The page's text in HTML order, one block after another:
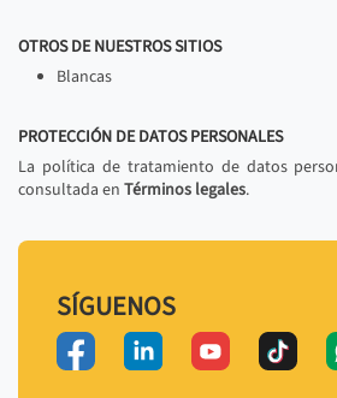
OTROS DE NUESTROS SITIOS
Blancas
PROTECCIÓN DE DATOS PERSONALES
La política de tratamiento de datos
consultada en Términos legales.
SÍGUENOS